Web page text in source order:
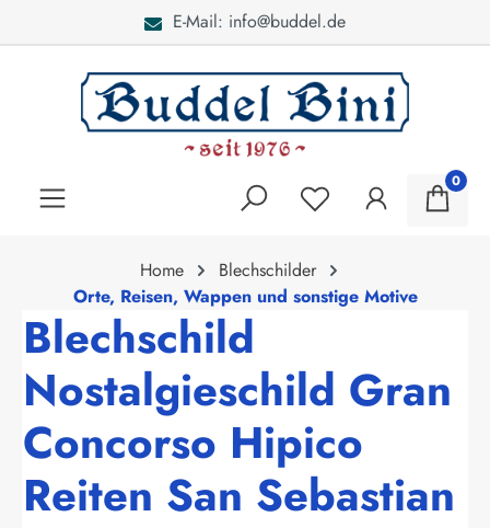
E-Mail: info@buddel.de
0
Home
Blechschilder
Orte, Reisen, Wappen und sonstige Motive
Blechschild
Nostalgieschild Gran
Concorso Hipico
Reiten San Sebastian